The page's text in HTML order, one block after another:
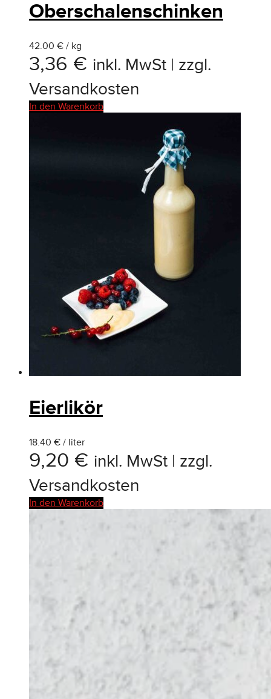
Oberschalenschinken
42.00 € / kg
3,36 € inkl. MwSt | zzgl.
Versandkosten
In den Warenkorb
Eierlikör
18.40 € / liter
9,20 € inkl. MwSt | zzgl.
Versandkosten
In den Warenkorb